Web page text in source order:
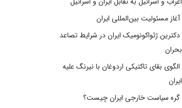
آغاز مسئولیت بین‌المللی ایران
دکترین ژئواکونومیک ایران در شرایط تصاعد
بحران
الگوی بقای تاکتیکی اردوغان با نیرنگ علیه
ایران
گره سیاست خارجی ایران چیست؟